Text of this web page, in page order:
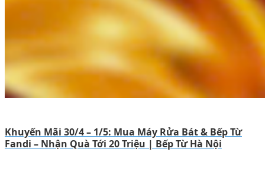
Khuyến Mãi 30/4 – 1/5: Mua Máy Rửa Bát & Bếp Từ
Fandi – Nhận Quà Tới 20 Triệu | Bếp Từ Hà Nội